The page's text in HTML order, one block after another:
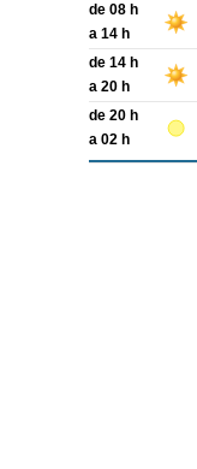
de 08 h
a 14 h
de 14 h
a 20 h
de 20 h
a 02 h